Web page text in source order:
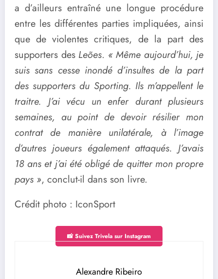
a d’ailleurs entraîné une longue procédure
entre les différentes parties impliquées, ainsi
que de violentes critiques, de la part des
supporters des Leões. « Même aujourd’hui, je
suis sans cesse inondé d’insultes de la part
des supporters du Sporting. Ils m’appellent le
traitre. J’ai vécu un enfer durant plusieurs
semaines, au point de devoir résilier mon
contrat de manière unilatérale, à l’image
d’autres joueurs également attaqués. J’avais
18 ans et j’ai été obligé de quitter mon propre
pays », conclut-il dans son livre.
Crédit photo : IconSport
📸 Suivez Trivela sur Instagram
Alexandre Ribeiro